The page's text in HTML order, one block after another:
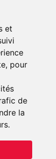
et
pour
de
la
et
permet souvent
mineurs.
de traitements
est
une formulation
hydratation
dans l'arsenal